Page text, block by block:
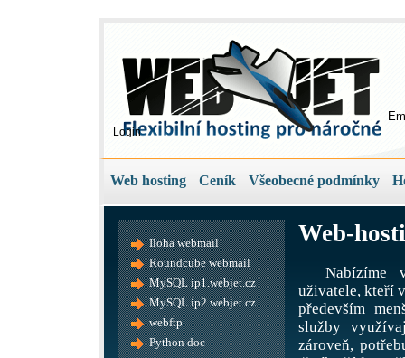
Login
Web hosting Ceník Všeobecné podmínky
Web-
Nabízíme
uživatele, kteří
především
služby
zároveň,
Iloha webmail
Roundcube webmail
MySQL ip1.webjet.cz
MySQL ip2.webjet.cz
webftp
Python doc